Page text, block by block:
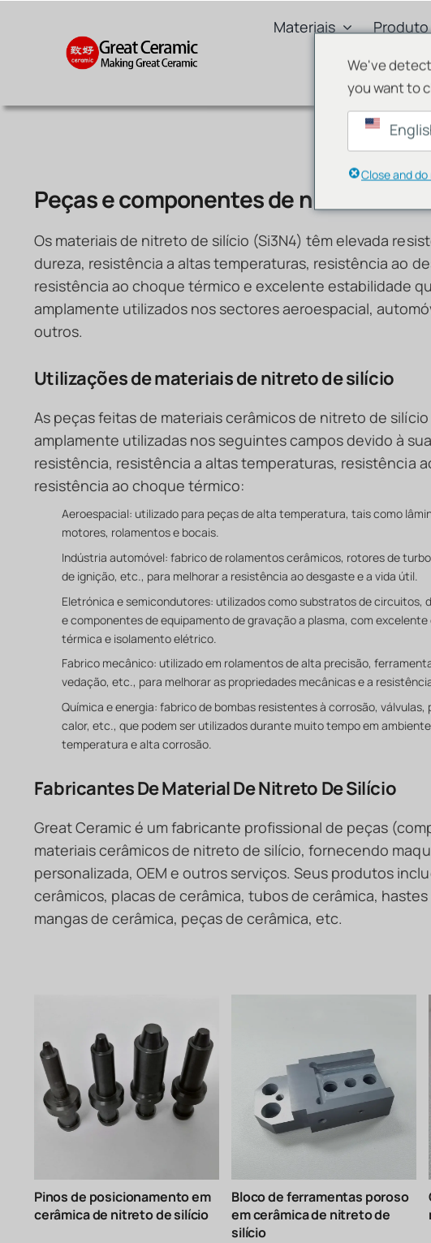
Materiais Produto
Peças e componentes de nitreto de
Os materiais de nitreto de silício (Si3N4) têm elevada
dureza, resistência a altas temperaturas, resistência ao
resistência ao choque térmico e excelente estabilidade
amplamente utilizados nos sectores aeroespacial,
outros.
Utilizações de materiais de nitreto de silício
As peças feitas de materiais cerâmicos de nitreto de silício
amplamente utilizadas nos seguintes campos devido à
resistência, resistência a altas temperaturas, resistência
resistência ao choque térmico:
Aeroespacial: utilizado para peças de alta temperatura, tais como
motores, rolamentos e bocais.
Indústria automóvel: fabrico de rolamentos cerâmicos, rotores de
de ignição, etc., para melhorar a resistência ao desgaste e a vida útil.
Eletrónica e semicondutores: utilizados como substratos de circuitos,
e componentes de equipamento de gravação a plasma, com
térmica e isolamento elétrico.
Fabrico mecânico: utilizado em rolamentos de alta precisão,
vedação, etc., para melhorar as propriedades mecânicas e a
Química e energia: fabrico de bombas resistentes à corrosão, válvulas,
calor, etc., que podem ser utilizados durante muito tempo em
temperatura e alta corrosão.
Fabricantes De Material De Nitreto De Silício
Great Ceramic é um fabricante profissional de peças
materiais cerâmicos de nitreto de silício, fornecendo
personalizada, OEM e outros serviços. Seus produtos
cerâmicos, placas de cerâmica, tubos de cerâmica,
mangas de cerâmica, peças de cerâmica, etc.
Pinos de posicionamento em
cerâmica de nitreto de silício
Bloco de ferramentas poroso
em cerâmica de nitreto de
silício
We've
you want to
Close and